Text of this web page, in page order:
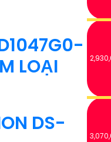
LOẠI
DS-